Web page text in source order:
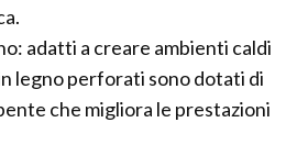
adatti a creare ambienti caldi
legno perforati sono dotati di
che migliora le prestazioni